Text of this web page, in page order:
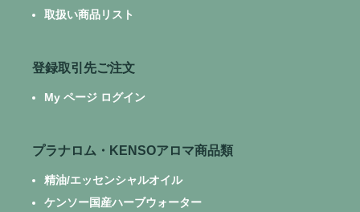
取扱い商品リスト
登録取引先ご注文
My ページ ログイン
プラナロム・KENSOアロマ商品類
精油/エッセンシャルオイル
ケンソー国産ハーブウォーター